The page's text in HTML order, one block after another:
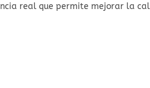
real que permite mejorar la